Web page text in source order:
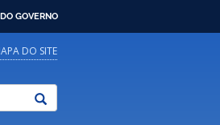
GOVERNO
DO SITE